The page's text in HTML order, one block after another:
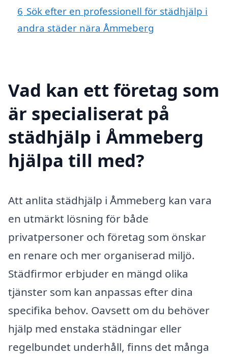
6 Sök efter en professionell för städhjälp i
andra städer nära Åmmeberg
Vad kan ett företag som
är specialiserat på
städhjälp i Åmmeberg
hjälpa till med?
Att anlita städhjälp i Åmmeberg kan vara
en utmärkt lösning för både
privatpersoner och företag som önskar
en renare och mer organiserad miljö.
Städfirmor erbjuder en mängd olika
tjänster som kan anpassas efter dina
specifika behov. Oavsett om du behöver
hjälp med enstaka städningar eller
regelbundet underhåll, finns det många